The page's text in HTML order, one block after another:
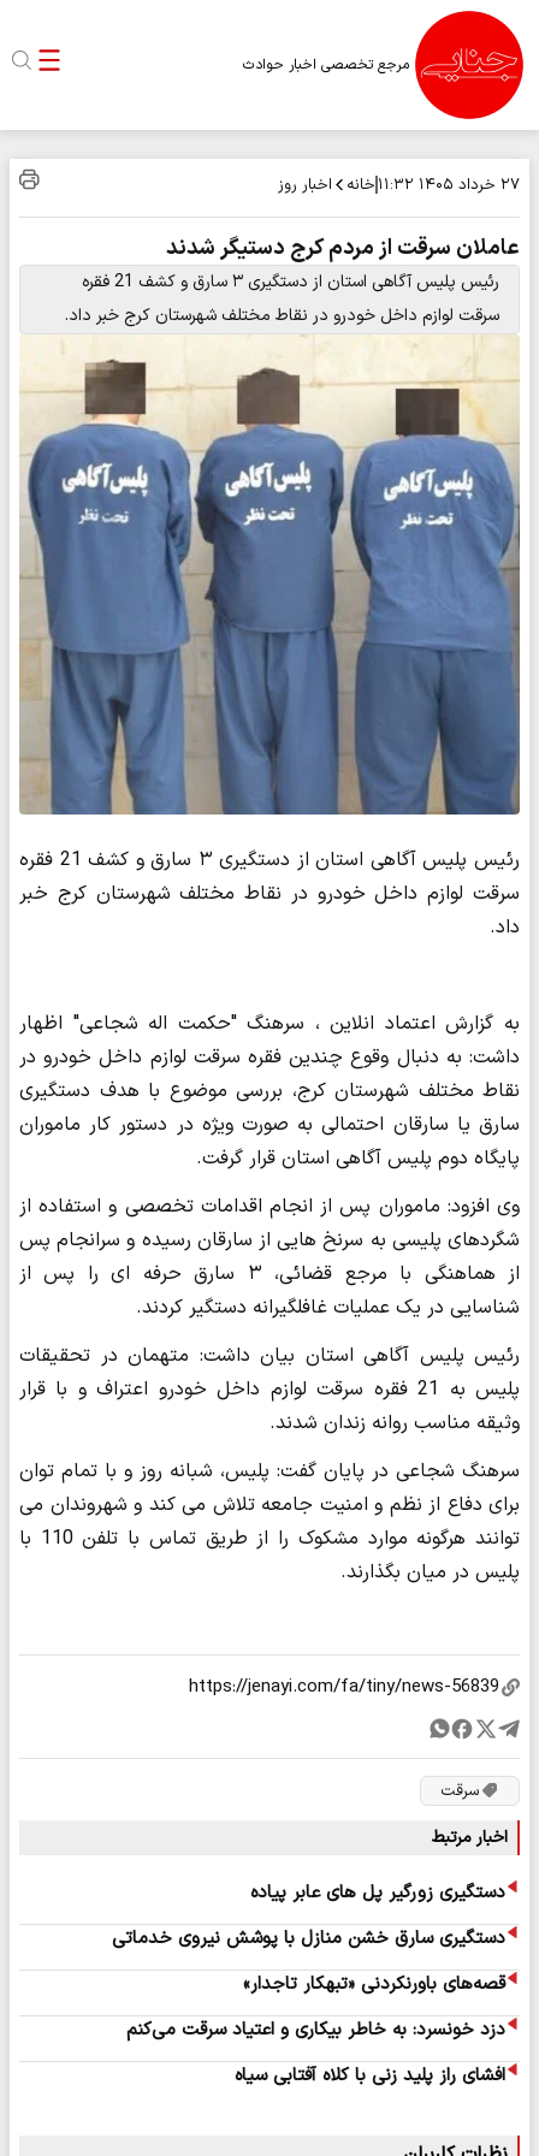
مرجع تخصصی اخبار حوادث
۲۷ خرداد ۱۴۰۵ ۱۱:۳۲ خانه اخبار روز
عاملان سرقت از مردم کرج دستیگر شدند
رئیس پلیس آگاهی استان از دستگیری ۳ سارق و کشف 21 ‌فقره
سرقت لوازم داخل خودرو در نقاط مختلف شهرستان کرج خبر داد‌. ‌
رئیس پلیس آگاهی استان از دستگیری ۳ سارق و کشف 21 ‌فقره
سرقت لوازم داخل خودرو در نقاط مختلف شهرستان کرج خبر
داد‌. ‌
به گزارش اعتماد انلاین ، سرهنگ "حکمت اله شجاعی" اظهار
داشت: به دنبال وقوع چندین فقره سرقت لوازم داخل خودرو در
نقاط مختلف شهرستان کرج، بررسی موضوع با هدف دستگیری
سارق یا سارقان احتمالی به صورت ویژه در دستور کار ماموران
پایگاه دوم پلیس آگاهی استان قرار گرفت.
وی افزود: ماموران پس از انجام اقدامات تخصصی و استفاده از
شگردهای پلیسی به سرنخ هایی از سارقان رسیده و سرانجام پس
از هماهنگی با مرجع قضائی، ۳ سارق حرفه ای را پس از
شناسایی در یک عملیات غافلگیرانه دستگیر کردند.
رئیس پلیس آگاهی استان بیان داشت: متهمان در تحقیقات
پلیس به 21 فقره سرقت لوازم داخل خودرو اعتراف و با قرار
وثیقه مناسب روانه زندان شدند.
سرهنگ شجاعی در پایان گفت: پلیس، شبانه روز و با تمام توان
برای دفاع از نظم و امنیت جامعه تلاش می کند و شهروندان می
توانند هرگونه موارد مشکوک را از طریق تماس با تلفن 110 با
پلیس در میان بگذارند.
سرقت
اخبار مرتبط
دستگیری زورگیر پل های عابر پیاده
دستگیری سارق خشن منازل با پوشش نیروی خدماتی
قصه‌های باورنکردنی «تبهکار تاجدار»
دزد خونسرد: به خاطر بیکاری و اعتیاد سرقت می‌کنم
افشای راز پلید زنی با کلاه آفتابی سیاه